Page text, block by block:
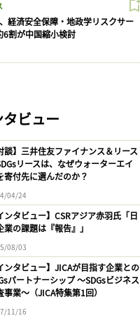
、経済安全保障・地政学リスクサー
割が中国縮小検討
ビュー
談】三井住友ファイナンス＆リース
リースは、なぜウォーターエイ
寄付先に選んだのか？
04/24
ンタビュー】CSRアジア赤羽氏「日
業の課題は『報告』」
08/03
ンタビュー】JICAが目指す企業との
パートナーシップ 〜SDGsビジネス
事業〜（JICA特集第1回）
11/16